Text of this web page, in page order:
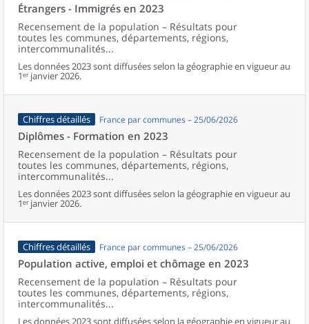
Étrangers - Immigrés en 2023
Recensement de la population – Résultats pour
toutes les communes, départements, régions,
intercommunalités...
Les données 2023 sont diffusées selon la géographie en vigueur au
1ᵉʳ janvier 2026.
Chiffres détaillés France par communes – 25/06/2026
Diplômes - Formation en 2023
Recensement de la population – Résultats pour
toutes les communes, départements, régions,
intercommunalités...
Les données 2023 sont diffusées selon la géographie en vigueur au
1ᵉʳ janvier 2026.
Chiffres détaillés France par communes – 25/06/2026
Population active, emploi et chômage en 2023
Recensement de la population – Résultats pour
toutes les communes, départements, régions,
intercommunalités...
Les données 2023 sont diffusées selon la géographie en vigueur au